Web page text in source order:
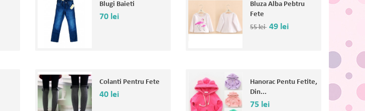
Blugi Baieti
70 lei
Bluza Alba Pebtru
Fete
55 lei 49 lei
Colanti Pentru Fete
40 lei
Hanorac Pentu Fetite,
Din...
75 lei